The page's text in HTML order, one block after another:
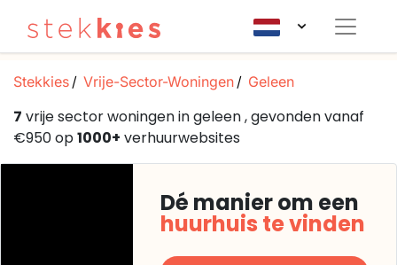
Stekkies Vrije-Sector-Woningen Geleen
7 vrije sector woningen in geleen , gevonden vanaf
€950 op1000+ verhuurwebsites
Dé manier om een
huurhuis te vinden